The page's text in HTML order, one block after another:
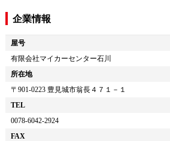
企業情報
屋号
有限会社マイカーセンター石川
所在地
〒 901-0223 豊見城市翁長４７１－１
TEL
0078-6042-2924
FAX